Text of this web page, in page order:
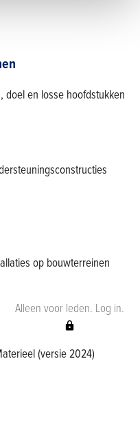
doel en losse hoofdstukken
op bouwterreinen
(versie 2024)